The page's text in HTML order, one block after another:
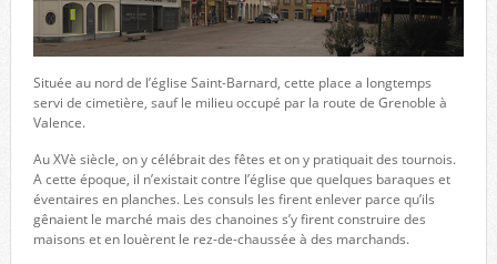
Située au nord de l’église Saint-Barnard, cette place a longtemps
servi de cimetière, sauf le milieu occupé par la route de Grenoble à
Valence.
Au XVè siècle, on y célébrait des fêtes et on y pratiquait des tournois.
A cette époque, il n’existait contre l’église que quelques baraques et
éventaires en planches. Les consuls les firent enlever parce qu’ils
gênaient le marché mais des chanoines s’y firent construire des
maisons et en louèrent le rez-de-chaussée à des marchands.